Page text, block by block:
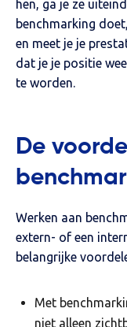
hen, ga je ze
benchmarking
en meet je je
dat je je positie
te worden.
De
Werken aan
extern- of een
belangrijke
Met
niet alleen